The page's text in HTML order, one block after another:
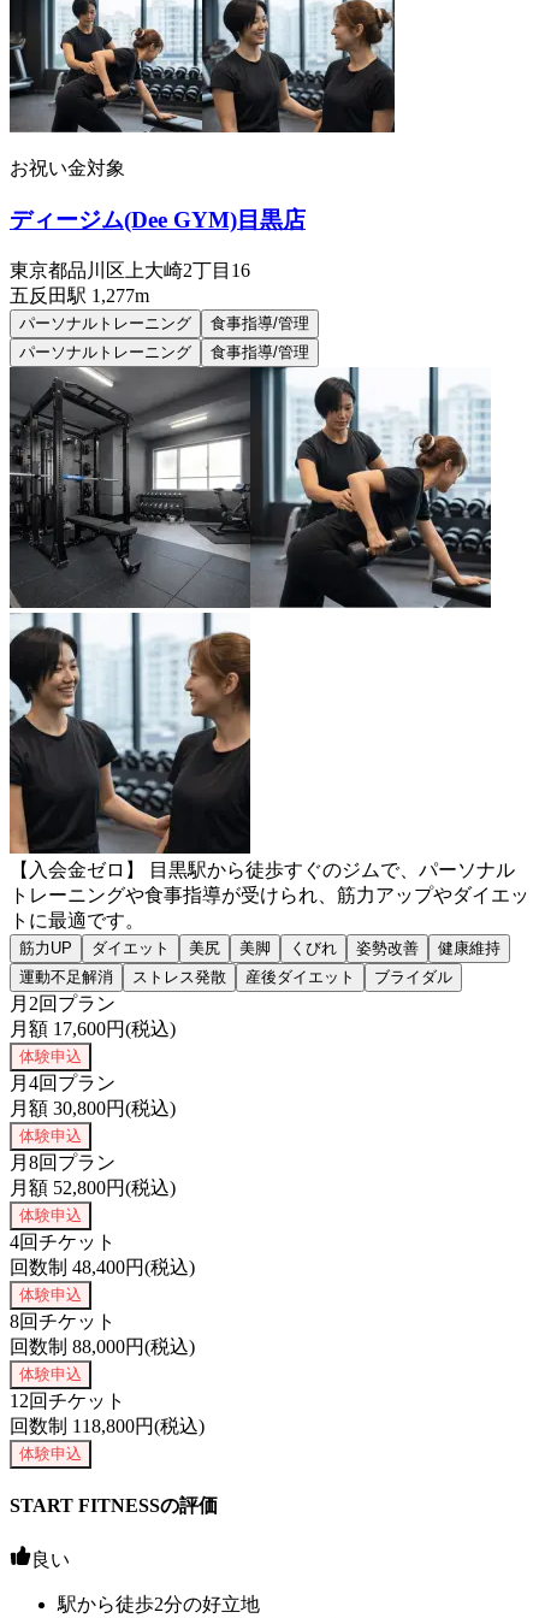
お祝い金対象
ディージム(Dee GYM)目黒店
東京都品川区上大崎2丁目16
五反田駅 1,277m
パーソナルトレーニング
食事指導/管理
パーソナルトレーニング
食事指導/管理
【入会金ゼロ】 目黒駅から徒歩すぐのジムで、パーソナル
トレーニングや食事指導が受けられ、筋力アップやダイエッ
トに最適です。
筋力UP ダイエット 美尻 美脚 くびれ 姿勢改善
健康維持
運動不足解消
ストレス発散 産後ダイエット ブライダル
月2回プラン
月額 17,600円(税込)
体験申込
月4回プラン
月額 30,800円(税込)
体験申込
月8回プラン
月額 52,800円(税込)
体験申込
4回チケット
回数制 48,400円(税込)
体験申込
8回チケット
回数制 88,000円(税込)
体験申込
12回チケット
回数制 118,800円(税込)
体験申込
START FITNESSの評価
良い
駅から徒歩2分の好立地